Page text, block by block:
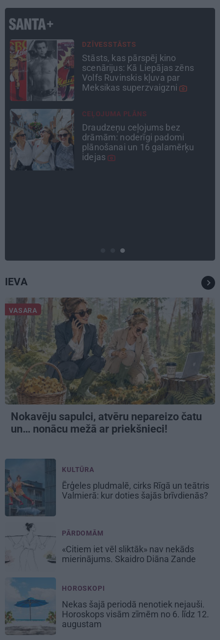
ATTIECĪBAS
Ko darīt, ja esi kopā ar
pieauguša vīrieša ķermenī
noslēpušos puišeli?
INTERVIJA
«Nevajag kalnos tēlot varoņus!
Tie ātri noliks pie vietas.»
Alpīnists Atis Plakans, kurš
pieredzējis biedra bojāeju
IEVA
VASARA
Nokavēju sapulci, atvēru nepareizo čatu
un… nonācu mežā ar priekšnieci!
KULTŪRA
Ērģeles pludmalē, cirks Rīgā un teātris
Valmierā: kur doties šajās brīvdienās?
PĀRDOMĀM
«Citiem iet vēl sliktāk» nav nekāds
mierinājums. Skaidro Diāna Zande
HOROSKOPI
Nekas šajā periodā nenotiek nejauši.
Horoskops visām zīmēm no 6. līdz 12.
augustam